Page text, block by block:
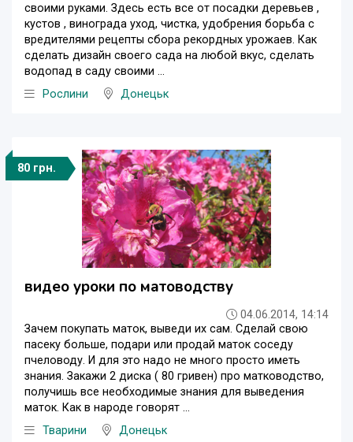
своими руками. Здесь есть все от посадки деревьев ,
кустов , винограда уход, чистка, удобрения борьба с
вредителями рецепты сбора рекордных урожаев. Как
сделать дизайн своего сада на любой вкус, сделать
водопад в саду своими ...
Рослини
Донецьк
80 грн.
видео уроки по матоводству
04.06.2014, 14:14
Зачем покупать маток, выведи их сам. Сделай свою
пасеку больше, подари или продай маток соседу
пчеловоду. И для это надо не много просто иметь
знания. Закажи 2 диска ( 80 гривен) про матководство,
получишь все необходимые знания для выведения
маток. Как в народе говорят ...
Тварини
Донецьк